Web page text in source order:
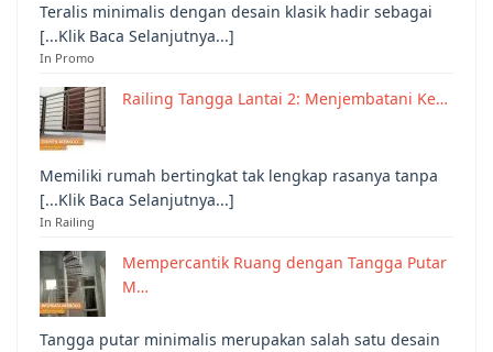
Teralis minimalis dengan desain klasik hadir sebagai
[...Klik Baca Selanjutnya...]
In Promo
Railing Tangga Lantai 2: Menjembatani Ke…
Memiliki rumah bertingkat tak lengkap rasanya tanpa
[...Klik Baca Selanjutnya...]
In Railing
Mempercantik Ruang dengan Tangga Putar
M…
Tangga putar minimalis merupakan salah satu desain